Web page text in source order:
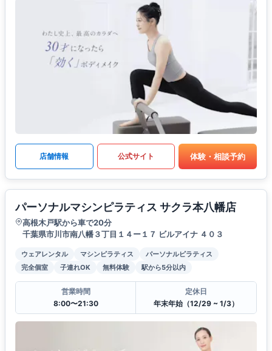
店舗情報 公式サイト 体験・相談予約
パーソナルマシンピラティス サクラ本八幡店
高根木戸駅から車で20分
千葉県市川市南八幡３丁目１４ー１７ ビルアイナ ４０３
ウェアレンタル マシンピラティス
パーソナルピラティス
完全個室
子連れOK 無料体験 駅から5分以内
営業時間
8:00〜21:30
定休日
年末年始（12/29 ~ 1/3）